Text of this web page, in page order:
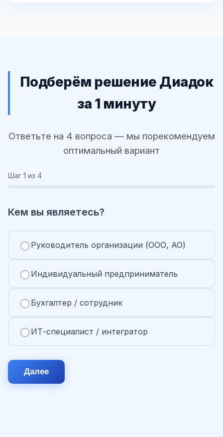
Подберём решение Диадок
за 1 минуту
Ответьте на 4 вопроса — мы порекомендуем
оптимальный вариант
Шаг 1 из 4
Кем вы являетесь?
Руководитель организации (ООО, АО)
Индивидуальный предприниматель
Бухгалтер / сотрудник
ИТ-специалист / интегратор
Далее